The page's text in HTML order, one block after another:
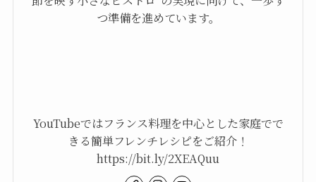
つ準備を進めています。
YouTubeではフランス料理を中心とした家庭でで
きる簡単フレンチレシピをご紹介！
https://bit.ly/2XEAQuu